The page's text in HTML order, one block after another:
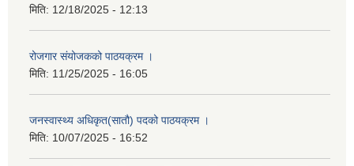
मिति: 12/18/2025 - 12:13
रोजगार संयोजकको पाठयक्रम ।
मिति: 11/25/2025 - 16:05
जनस्वास्थ्य अधिकृत(सातौ) पदको पाठयक्रम ।
मिति: 10/07/2025 - 16:52